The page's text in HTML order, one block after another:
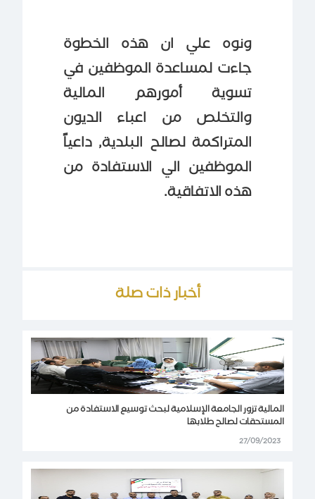
ونوه علي ان هذه الخطوة
جاءت لمساعدة الموظفين في
تسوية أمورهم المالية
والتخلص من اعباء الديون
المتراكمة لصالح البلدية, داعياً
الموظفين الي الاستفادة من
هذه الاتفاقية.
أخبار ذات صلة
المالية تزور الجامعة الإسلامية لبحث توسيع الاستفادة من
المستحقات لصالح طلابها
27/09/2023